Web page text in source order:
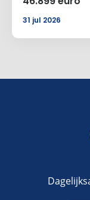
31 jul 2026